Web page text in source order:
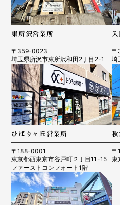
東所沢営業所
〒359-0023
埼玉県所沢市東所沢和田2丁目2-1
〒
埼
ひばりヶ丘営業所
〒188-0001
東京都西東京市谷戸町２丁目11-15
ファーストコンフォート1階
〒
東